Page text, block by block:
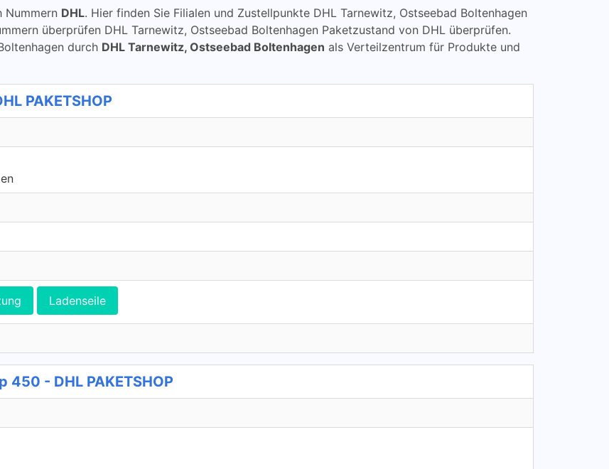
Nummern DHL. Hier finden Sie Filialen und Zustellpunkte DHL Tarnewitz, Ostseebad Boltenhagen
überprüfen DHL Tarnewitz, Ostseebad Boltenhagen Paketzustand von DHL überprüfen.
durch DHL Tarnewitz, Ostseebad Boltenhagen als Verteilzentrum für Produkte und
PAKETSHOP
Ladenseile
- DHL PAKETSHOP